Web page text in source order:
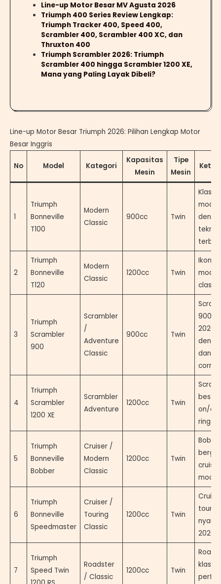
Line-up Motor Besar MV Agusta 2026
Triumph 400 Series Review Lengkap:
Triumph Tracker 400, Speed 400,
Scrambler 400, Scrambler 400 XC, dan
Thruxton 400
Triumph Scrambler 2026: Triumph
Scrambler 400 hingga Scrambler 1200 XE,
Mana yang Paling Layak Dibeli?
Line-up Motor Besar Triumph 2026: Pilihan Lengkap Motor
Besar Inggris
No Model Kategori
Kapasitas
Mesin
Tipe
Mesin
1
Triumph
Bonneville
T100
Modern
Classic
900cc Twin
Klasik
2
Triumph
Bonneville
T120
Modern
Classic
1200cc Twin
Ikon
3
Triumph
Scrambler
900
Scrambler
/
Adventure
Classic
900cc Twin
900
2026
dan
4
Triumph
Scrambler
1200 XE
Scrambler
Adventure
1200cc Twin
besar
on/
ringan
5
Triumph
Bonneville
Bobber
Cruiser /
Modern
Classic
1200cc Twin
6
Triumph
Bonneville
Speedmaster
Cruiser /
Touring
Classic
1200cc Twin
2026
7
Triumph
Speed Twin
Roadster
/ Classic
1200cc Twin
klasik